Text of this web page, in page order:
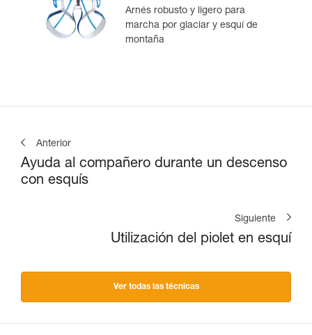
Arnés robusto y ligero para
marcha por glaciar y esquí de
montaña
Anterior
Ayuda al compañero durante un descenso
con esquís
Siguiente
Utilización del piolet en esquí
Ver todas las técnicas